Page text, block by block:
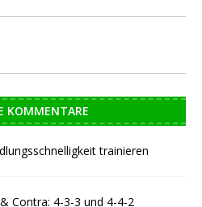
KOMMENTARE
trainieren
Contra: 4-3-3 und 4-4-2